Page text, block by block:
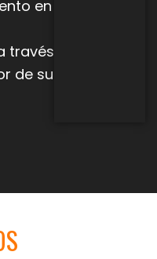
en
través
de su